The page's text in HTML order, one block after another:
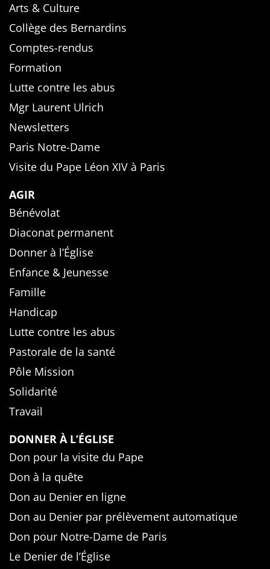
Arts & Culture
Collège des Bernardins
Comptes-rendus
Formation
Lutte contre les abus
Mgr Laurent Ulrich
Newsletters
Paris Notre-Dame
Visite du Pape Léon XIV à Paris
AGIR
Bénévolat
Diaconat permanent
Donner à l’Église
Enfance & Jeunesse
Famille
Handicap
Lutte contre les abus
Pastorale de la santé
Pôle Mission
Solidarité
Travail
DONNER À L’ÉGLISE
Don pour la visite du Pape
Don à la quête
Don au Denier en ligne
Don au Denier par prélèvement automatique
Don pour Notre-Dame de Paris
Le Denier de l’Église